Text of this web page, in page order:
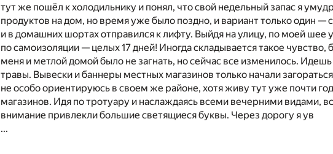
тут же пошёл к холодильнику и понял, что свой недельный запас я
продуктов на дом, но время уже было поздно, и вариант только один —
и в домашних шортах отправился к лифту. Выйдя на улицу, по моей
по самоизоляции — целых 17 дней! Иногда складывается такое
меня и метлой домой было не загнать, но сейчас все изменилось.
травы. Вывески и баннеры местных магазинов только начали
не особо ориентируюсь в своем же районе, хотя живу тут уже почти
магазинов. Идя по тротуару и наслаждаясь всеми вечерними видами,
внимание привлекли большие светящиеся буквы. Через дорогу я ув
...